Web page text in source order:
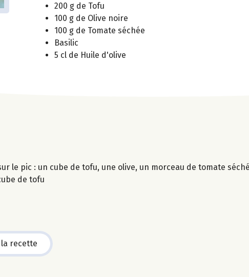
200 g de Tofu
100 g de Olive noire
100 g de Tomate séchée
Basilic
5 cl de Huile d'olive
le pic : un cube de tofu, une olive, un morceau de tomate
de tofu
recette